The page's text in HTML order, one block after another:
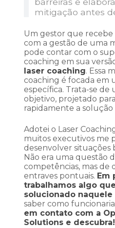
mitigação antes
Um gestor que recebe
com a gestão de uma
pode contar com o
coaching em sua
laser coaching. Essa
coaching é focada em
específica. Trata-se de
objetivo, projetado
rapidamente a solução
Adotei o Laser
muitos executivos me
desenvolver situações
Não era uma questão
competências, mas de
entraves pontuais. Em
trabalhamos algo
solucionado
saber como
em contato com a
Solutions e descubra!